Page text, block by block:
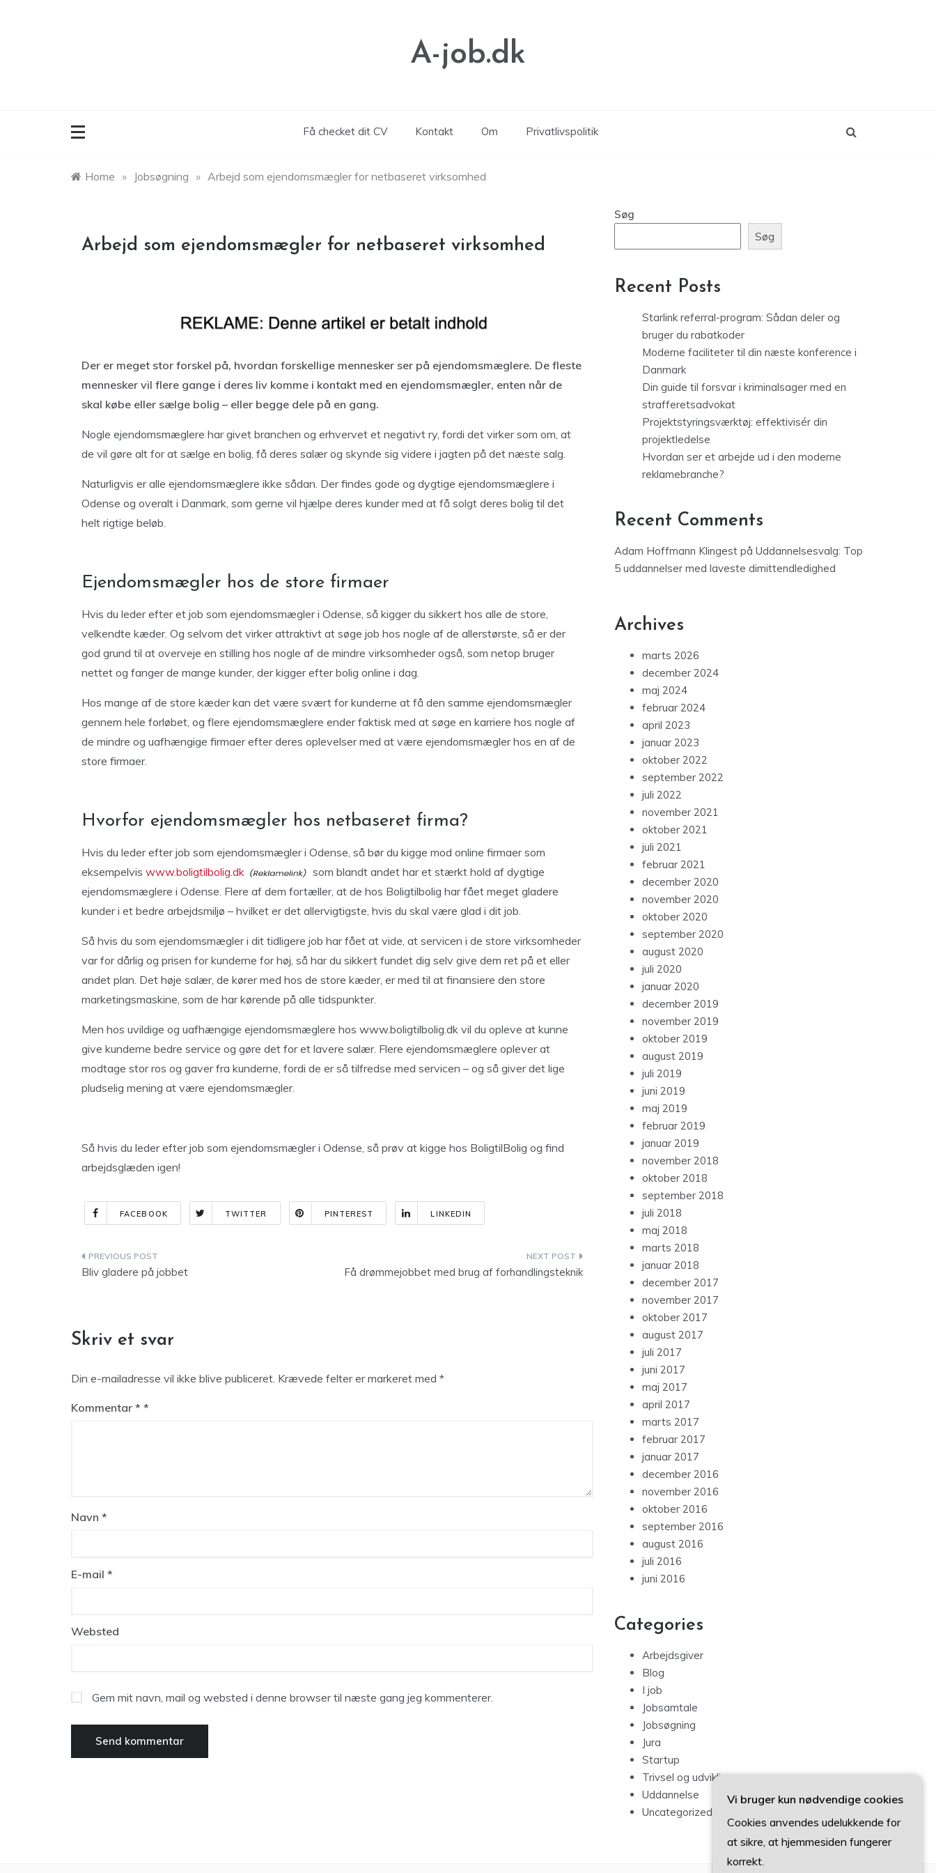
A-job.dk
Få checket dit CV Kontakt Om Privatlivspolitik
Home » Jobsøgning » Arbejd som ejendomsmægler for netbaseret virksomhed
Arbejd som ejendomsmægler for netbaseret virksomhed
Der er meget stor forskel på, hvordan forskellige mennesker ser på ejendomsmæglere. De fleste
mennesker vil flere gange i deres liv komme i kontakt med en ejendomsmægler, enten når de
skal købe eller sælge bolig – eller begge dele på en gang.
Nogle ejendomsmæglere har givet branchen og erhvervet et negativt ry, fordi det virker som om, at
de vil gøre alt for at sælge en bolig, få deres salær og skynde sig videre i jagten på det næste salg.
Naturligvis er alle ejendomsmæglere ikke sådan. Der findes gode og dygtige ejendomsmæglere i
Odense og overalt i Danmark, som gerne vil hjælpe deres kunder med at få solgt deres bolig til det
helt rigtige beløb.
Ejendomsmægler hos de store firmaer
Hvis du leder efter et job som ejendomsmægler i Odense, så kigger du sikkert hos alle de store,
velkendte kæder. Og selvom det virker attraktivt at søge job hos nogle af de allerstørste, så er der
god grund til at overveje en stilling hos nogle af de mindre virksomheder også, som netop bruger
nettet og fanger de mange kunder, der kigger efter bolig online i dag.
Hos mange af de store kæder kan det være svært for kunderne at få den samme ejendomsmægler
gennem hele forløbet, og flere ejendomsmæglere ender faktisk med at søge en karriere hos nogle af
de mindre og uafhængige firmaer efter deres oplevelser med at være ejendomsmægler hos en af de
store firmaer.
Hvorfor ejendomsmægler hos netbaseret firma?
Hvis du leder efter job som ejendomsmægler i Odense, så bør du kigge mod online firmaer som
eksempelvis www.boligtilbolig.dk
som blandt andet har et stærkt hold af dygtige
ejendomsmæglere i Odense. Flere af dem fortæller, at de hos Boligtilbolig har fået meget gladere
kunder i et bedre arbejdsmiljø – hvilket er det allervigtigste, hvis du skal være glad i dit job.
Så hvis du som ejendomsmægler i dit tidligere job har fået at vide, at servicen i de store virksomheder
var for dårlig og prisen for kunderne for høj, så har du sikkert fundet dig selv give dem ret på et eller
andet plan. Det høje salær, de kører med hos de store kæder, er med til at finansiere den store
marketingsmaskine, som de har kørende på alle tidspunkter.
Men hos uvildige og uafhængige ejendomsmæglere hos www.boligtilbolig.dk vil du opleve at kunne
give kunderne bedre service og gøre det for et lavere salær. Flere ejendomsmæglere oplever at
modtage stor ros og gaver fra kunderne, fordi de er så tilfredse med servicen – og så giver det lige
pludselig mening at være ejendomsmægler.
Så hvis du leder efter job som ejendomsmægler i Odense, så prøv at kigge hos BoligtilBolig og find
arbejdsglæden igen!
FACEBOOK TWITTER PINTEREST LINKEDIN
Indlægsnavigation
Bliv gladere på jobbet Få drømmejobbet med brug af forhandlingsteknik
Skriv et svar
Din e-mailadresse vil ikke blive publiceret. Krævede felter er markeret med *
Kommentar *
Navn *
E-mail *
Websted
Gem mit navn, mail og websted i denne browser til næste gang jeg kommenterer.
Søg
Søg
Recent Posts
Starlink referral-program: Sådan deler og
bruger du rabatkoder
Moderne faciliteter til din næste konference i
Danmark
Din guide til forsvar i kriminalsager med en
strafferetsadvokat
Projektstyringsværktøj: effektivisér din
projektledelse
Hvordan ser et arbejde ud i den moderne
reklamebranche?
Recent Comments
Adam Hoffmann Klingest på Uddannelsesvalg: Top
5 uddannelser med laveste dimittendledighed
Archives
marts 2026
december 2024
maj 2024
februar 2024
april 2023
januar 2023
oktober 2022
september 2022
juli 2022
november 2021
oktober 2021
juli 2021
februar 2021
december 2020
november 2020
oktober 2020
september 2020
august 2020
juli 2020
januar 2020
december 2019
november 2019
oktober 2019
august 2019
juli 2019
juni 2019
maj 2019
februar 2019
januar 2019
november 2018
oktober 2018
september 2018
juli 2018
maj 2018
marts 2018
januar 2018
december 2017
november 2017
oktober 2017
august 2017
juli 2017
juni 2017
maj 2017
april 2017
marts 2017
februar 2017
januar 2017
december 2016
november 2016
oktober 2016
september 2016
august 2016
juli 2016
juni 2016
Categories
Arbejdsgiver
Blog
I job
Jobsamtale
Jobsøgning
Jura
Startup
Trivsel og udvikling
Uddannelse
Uncategorized
Vi bruger kun nødvendige cookies
Cookies anvendes udelukkende for
at sikre, at hjemmesiden fungerer
korrekt.